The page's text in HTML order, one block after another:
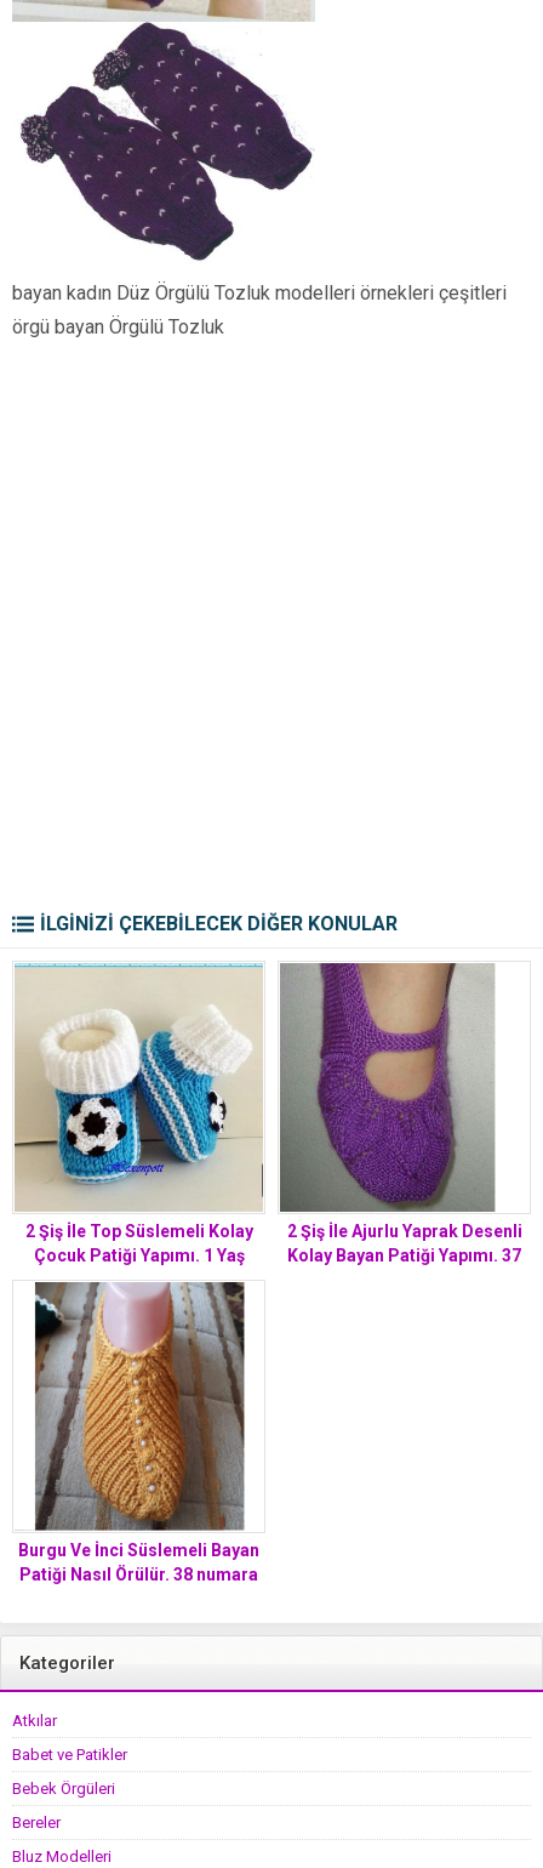
bayan kadın Düz Örgülü Tozluk modelleri örnekleri çeşitleri
örgü bayan Örgülü Tozluk
İLGİNİZİ ÇEKEBİLECEK DİĞER KONULAR
2 Şiş İle Top Süslemeli Kolay
Çocuk Patiği Yapımı. 1 Yaş
2 Şiş İle Ajurlu Yaprak Desenli
Kolay Bayan Patiği Yapımı. 37
Burgu Ve İnci Süslemeli Bayan
Patiği Nasıl Örülür. 38 numara
Kategoriler
Atkılar
Babet ve Patikler
Bebek Örgüleri
Bereler
Bluz Modelleri